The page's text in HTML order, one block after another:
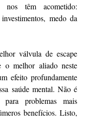
nos têm acometido:
medo da
válvula de escape
o melhor aliado neste
efeito profundamente
saúde mental. Não é
problemas mais
benefícios. Listo,